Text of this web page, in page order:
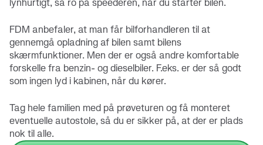
lynhurtigt, så ro på speederen, når du starter bilen.
FDM anbefaler, at man får bilforhandleren til at
gennemgå opladning af bilen samt bilens
skærmfunktioner. Men der er også andre komfortable
forskelle fra benzin- og dieselbiler. F.eks. er der så godt
som ingen lyd i kabinen, når du kører.
Tag hele familien med på prøveturen og få monteret
eventuelle autostole, så du er sikker på, at der er plads
nok til alle.